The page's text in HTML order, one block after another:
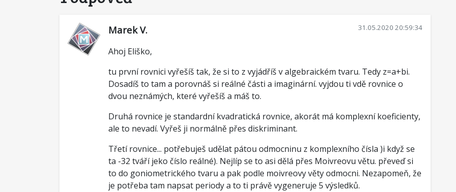
Marek V. 31.05.2020 20:59:34
Ahoj Eliško,
tu první rovnici vyřešíš tak, že si to z vyjádříš v algebraickém tvaru. Tedy z=a+bi.
Dosadíš to tam a porovnáš si reálné části a imaginární. vyjdou ti vdě rovnice o
dvou neznámých, které vyřešíš a máš to.
Druhá rovnice je standardní kvadratická rovnice, akorát má komplexní koeficienty,
ale to nevadí. Vyřeš ji normálně přes diskriminant.
Třetí rovnice... potřebuješ udělat pátou odmocninu z komplexního čísla )i když se
ta -32 tváří jeko číslo reálné). Nejlíp se to asi dělá přes Moivreovu větu. převeď si
to do goniometrického tvaru a pak podle moivreovy věty odmocni. Nezapomeň, že
je potřeba tam napsat periody a to ti právě vygeneruje 5 výsledků.